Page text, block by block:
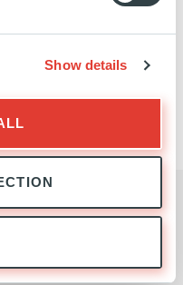
Show details
Expansion